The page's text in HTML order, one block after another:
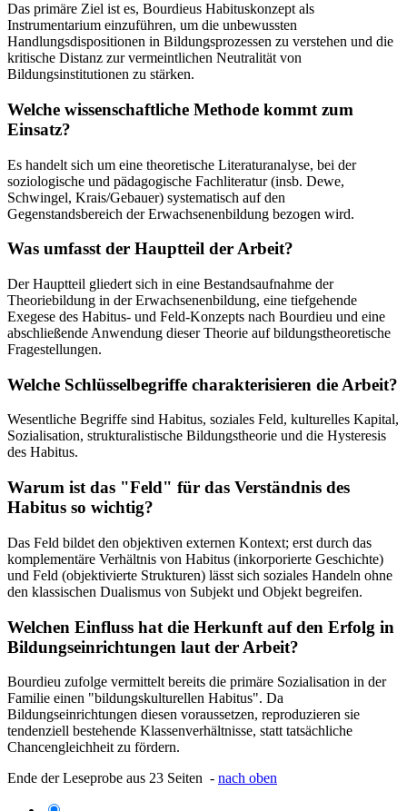
Das primäre Ziel ist es, Bourdieus Habituskonzept als
Instrumentarium einzuführen, um die unbewussten
Handlungsdispositionen in Bildungsprozessen zu verstehen und die
kritische Distanz zur vermeintlichen Neutralität von
Bildungsinstitutionen zu stärken.
Welche wissenschaftliche Methode kommt zum
Einsatz?
Es handelt sich um eine theoretische Literaturanalyse, bei der
soziologische und pädagogische Fachliteratur (insb. Dewe,
Schwingel, Krais/Gebauer) systematisch auf den
Gegenstandsbereich der Erwachsenenbildung bezogen wird.
Was umfasst der Hauptteil der Arbeit?
Der Hauptteil gliedert sich in eine Bestandsaufnahme der
Theoriebildung in der Erwachsenenbildung, eine tiefgehende
Exegese des Habitus- und Feld-Konzepts nach Bourdieu und eine
abschließende Anwendung dieser Theorie auf bildungstheoretische
Fragestellungen.
Welche Schlüsselbegriffe charakterisieren die Arbeit?
Wesentliche Begriffe sind Habitus, soziales Feld, kulturelles Kapital,
Sozialisation, strukturalistische Bildungstheorie und die Hysteresis
des Habitus.
Warum ist das "Feld" für das Verständnis des
Habitus so wichtig?
Das Feld bildet den objektiven externen Kontext; erst durch das
komplementäre Verhältnis von Habitus (inkorporierte Geschichte)
und Feld (objektivierte Strukturen) lässt sich soziales Handeln ohne
den klassischen Dualismus von Subjekt und Objekt begreifen.
Welchen Einfluss hat die Herkunft auf den Erfolg in
Bildungseinrichtungen laut der Arbeit?
Bourdieu zufolge vermittelt bereits die primäre Sozialisation in der
Familie einen "bildungskulturellen Habitus". Da
Bildungseinrichtungen diesen voraussetzen, reproduzieren sie
tendenziell bestehende Klassenverhältnisse, statt tatsächliche
Chancengleichheit zu fördern.
Ende der Leseprobe aus 23 Seiten - nach oben